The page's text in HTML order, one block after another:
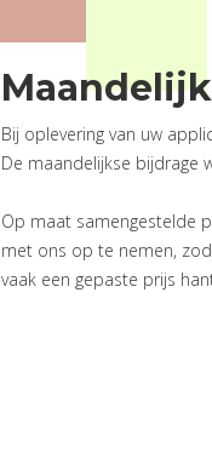
Bij oplevering van uw
De maandelijkse bijdrage
Op maat samengestelde
met ons op te nemen,
vaak een gepaste prijs